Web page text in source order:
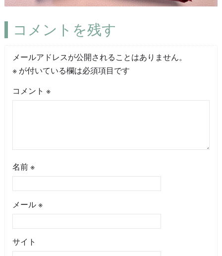
コメントを残す
メールアドレスが公開されることはありません。
※が付いている欄は必須項目です
コメント ※
名前 ※
メール ※
サイト